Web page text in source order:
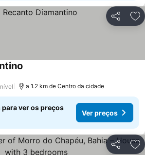
Partilhar
a 1.2 km de Centro da cidade
para ver os preços
Ver preços
Partilhar